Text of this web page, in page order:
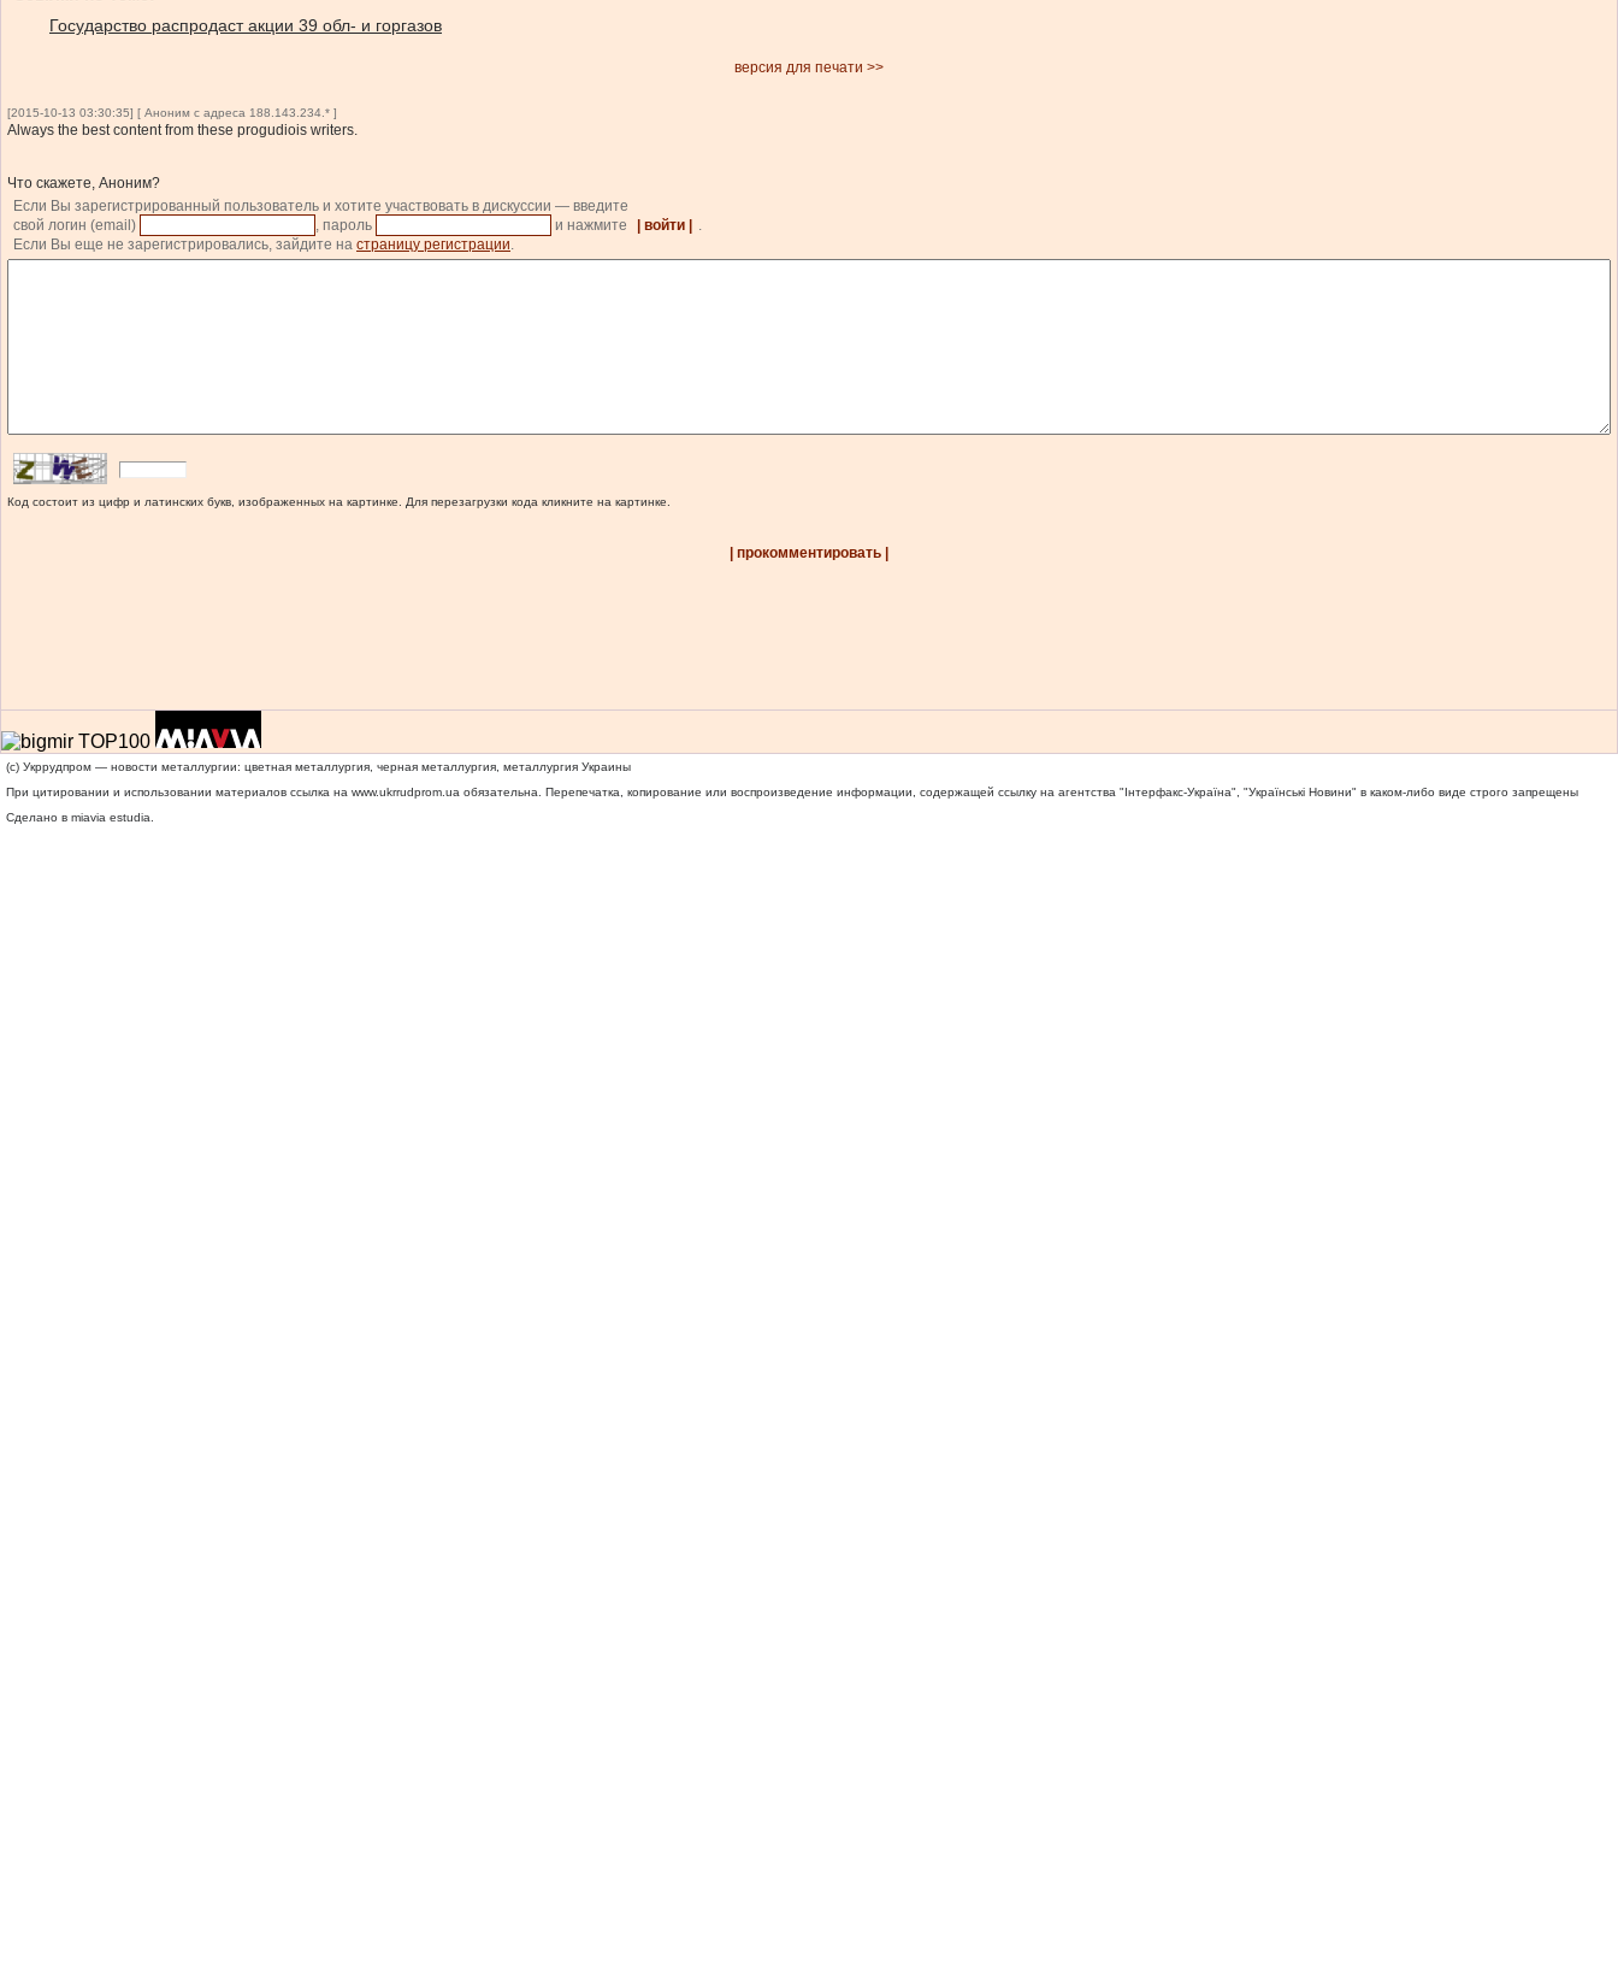
Государство распродаст акции 39 обл- и горгазов
версия для печати >>
[2015-10-13 03:30:35] [ Аноним с адреса 188.143.234.* ]
Always the best content from these progudiois writers.
Что скажете, Аноним?
Если Вы зарегистрированный пользователь и хотите участвовать в дискуссии — введите
свой логин (email)
, пароль и нажмите | войти |
.
Если Вы еще не зарегистрировались, зайдите на страницу регистрации.
Код состоит из цифр и латинских букв, изображенных на картинке. Для перезагрузки кода кликните на картинке.
| прокомментировать |
(c) Укррудпром — новости металлургии: цветная металлургия, черная металлургия, металлургия Украины
При цитировании и использовании материалов ссылка на www.ukrrudprom.ua обязательна. Перепечатка, копирование или воспроизведение информации, содержащей ссылку на агентства "Iнтерфакс-Україна", "Українськi Новини" в каком-либо виде строго запрещены
Сделано в miavia estudia.